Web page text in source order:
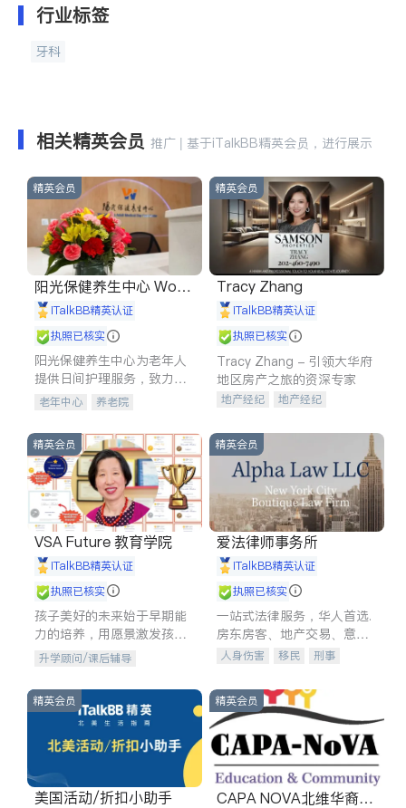
行业标签
牙科
相关精英会员 推广 | 基于iTalkBB精英会员，进行展示
精英会员
阳光保健养生中心 World
shine
iTalkBB精英认证
执照已核实
阳光保健养生中心为老年人
提供日间护理服务，致力于
通过持续的护理创新来有效
老年中心 养老院
精英会员
Tracy Zhang
iTalkBB精英认证
执照已核实
Tracy Zhang - 引领大华府
地区房产之旅的资深专家
地产经纪
地产经纪
商铺租售
精英会员
VSA Future 教育学院
iTalkBB精英认证
执照已核实
孩子美好的未来始于早期能
力的培养，用愿景激发孩子
的学习潜力和动力。理念：
拥有成长型心态是成功的基
石。
升学顾问/课后辅导
精英会员
爱法律师事务所
iTalkBB精英认证
执照已核实
一站式法律服务，华人首选.
房东房客、地产交易、意外
伤害、车祸重伤、商业诉
建筑合同、刑事案件全包办
人身伤害 移民
刑事
信托/遗嘱
商业
索赔
律师-其它 保释
精英会员
美国活动/折扣小助手
精英会员
CAPA NOVA北维华裔家